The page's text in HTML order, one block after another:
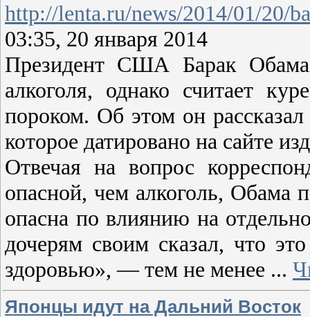
http://lenta.ru/news/2014/01/20/
03:35, 20 января 2014
Президент США Барак Обама
алкоголя, однако считает
пороком. Об этом он
которое датировано на сайте
Отвечая на вопрос
опасной, чем алкоголь, Обама
опасна по влиянию на
дочерям своим сказал, что
здоровью», — тем не менее ...
Японцы идут на Дальний Восток